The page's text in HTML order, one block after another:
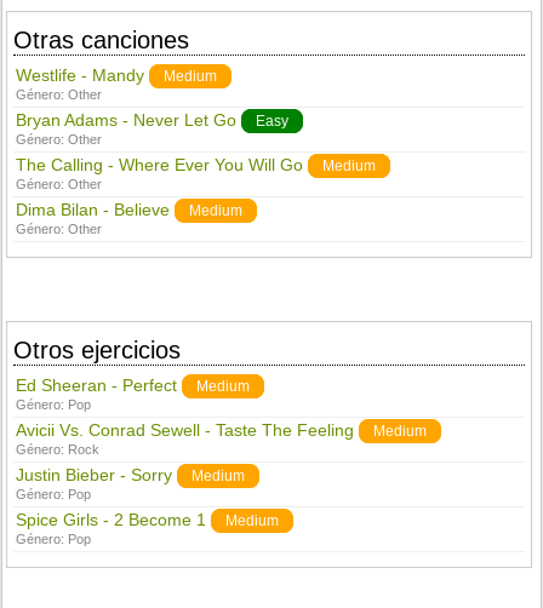
Otras canciones
Westlife - Mandy Medium
Género:Other
Bryan Adams - Never Let Go Easy
Género:Other
The Calling - Where Ever You Will Go Medium
Género:Other
Dima Bilan - Believe Medium
Género:Other
Otros ejercicios
Ed Sheeran - Perfect Medium
Género: Pop
Avicii Vs. Conrad Sewell - Taste The Feeling Medium
Género: Rock
Justin Bieber - Sorry Medium
Género: Pop
Spice Girls - 2 Become 1 Medium
Género: Pop